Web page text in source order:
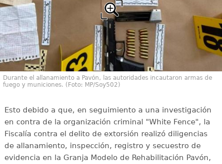
Durante el allanamiento a Pavón, las autoridades incautaron armas de
fuego y municiones. (Foto: MP/Soy502)
Esto debido a que, en seguimiento a una investigación
en contra de la organización criminal "White Fence", la
Fiscalía contra el delito de extorsión realizó diligencias
de allanamiento, inspección, registro y secuestro de
evidencia en la Granja Modelo de Rehabilitación Pavón,